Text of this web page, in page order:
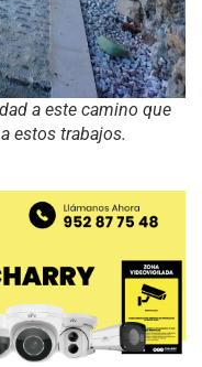
a este camino que
estos trabajos.